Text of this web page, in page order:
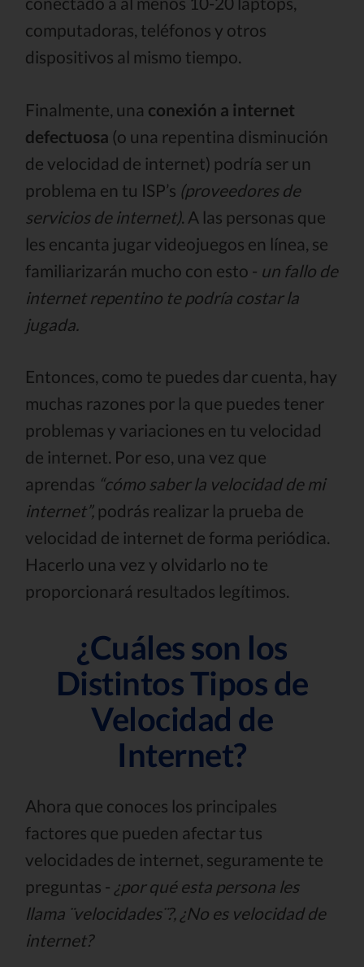
computadoras, teléfonos y otros
dispositivos al mismo tiempo.
Finalmente, una conexión a internet
defectuosa (o una repentina disminución
de velocidad de internet) podría ser un
problema en tu ISP’s (proveedores de
servicios de internet). A las personas que
les encanta jugar videojuegos en línea, se
familiarizarán mucho con esto - un fallo de
internet repentino te podría costar la
jugada.
Entonces, como te puedes dar cuenta, hay
muchas razones por la que puedes tener
problemas y variaciones en tu velocidad
de internet. Por eso, una vez que
aprendas “cómo saber la velocidad de mi
internet”, podrás realizar la prueba de
velocidad de internet de forma periódica.
Hacerlo una vez y olvidarlo no te
proporcionará resultados legítimos.
¿Cuáles son los
Distintos Tipos de
Velocidad de
Internet?
Ahora que conoces los principales
factores que pueden afectar tus
velocidades de internet, seguramente te
preguntas - ¿por qué esta persona les
llama ¨velocidades¨?, ¿No es velocidad de
internet?